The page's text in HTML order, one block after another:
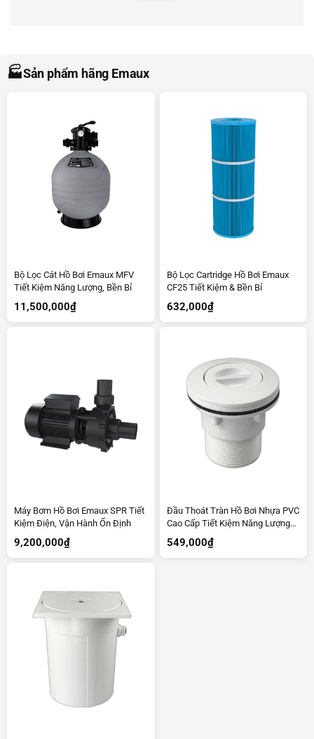
🏭Sản phẩm hãng Emaux
Bộ Lọc Cát Hồ Bơi Emaux MFV
Tiết Kiệm Năng Lượng, Bền Bỉ
11,500,000₫
Bộ Lọc Cartridge Hồ Bơi Emaux
CF25 Tiết Kiệm & Bền Bỉ
632,000₫
Máy Bơm Hồ Bơi Emaux SPR Tiết
Kiệm Điện, Vận Hành Ổn Định
9,200,000₫
Đầu Thoát Tràn Hồ Bơi Nhựa PVC
Cao Cấp Tiết Kiệm Năng Lượng
549,000₫